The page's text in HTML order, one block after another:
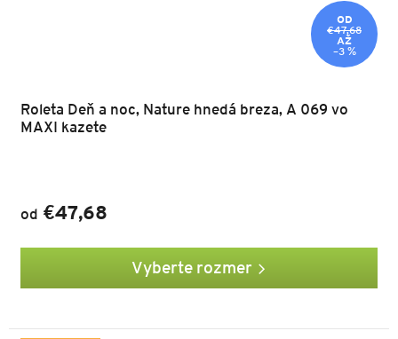
OD
€47,68
AŽ
–3 %
Roleta Deň a noc, Nature hnedá breza, A 069 vo
MAXI kazete
od €47,68
Vyberte rozmer